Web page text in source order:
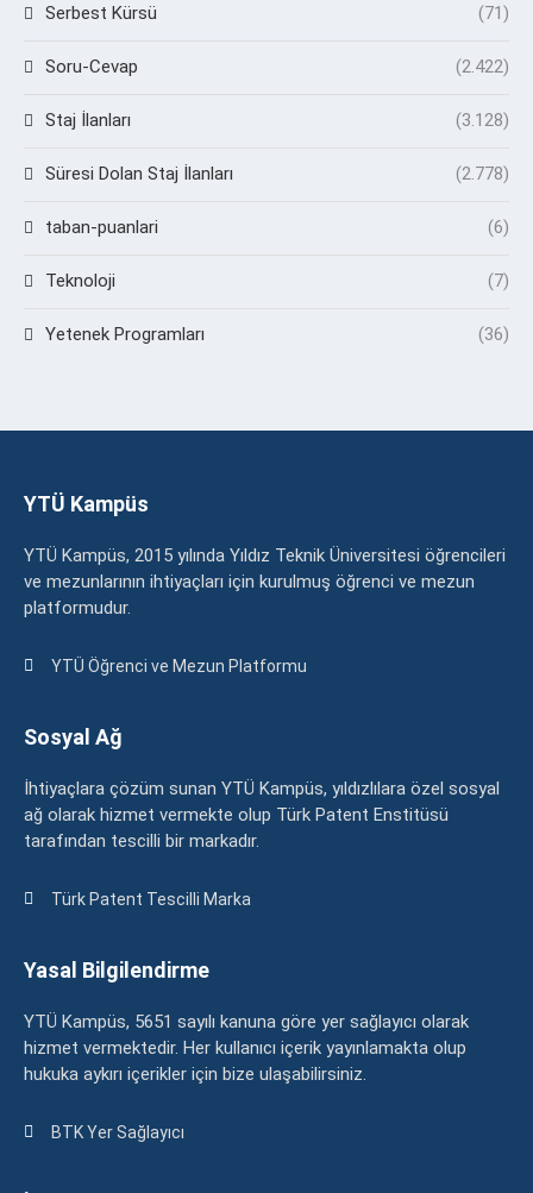
Serbest Kürsü (71)
Soru-Cevap (2.422)
Staj İlanları (3.128)
Süresi Dolan Staj İlanları (2.778)
taban-puanlari (6)
Teknoloji (7)
Yetenek Programları (36)
YTÜ Kampüs
YTÜ Kampüs, 2015 yılında Yıldız Teknik Üniversitesi öğrencileri
ve mezunlarının ihtiyaçları için kurulmuş öğrenci ve mezun
platformudur.
YTÜ Öğrenci ve Mezun Platformu
Sosyal Ağ
İhtiyaçlara çözüm sunan YTÜ Kampüs, yıldızlılara özel sosyal
ağ olarak hizmet vermekte olup Türk Patent Enstitüsü
tarafından tescilli bir markadır.
Türk Patent Tescilli Marka
Yasal Bilgilendirme
YTÜ Kampüs, 5651 sayılı kanuna göre yer sağlayıcı olarak
hizmet vermektedir. Her kullanıcı içerik yayınlamakta olup
hukuka aykırı içerikler için bize ulaşabilirsiniz.
BTK Yer Sağlayıcı